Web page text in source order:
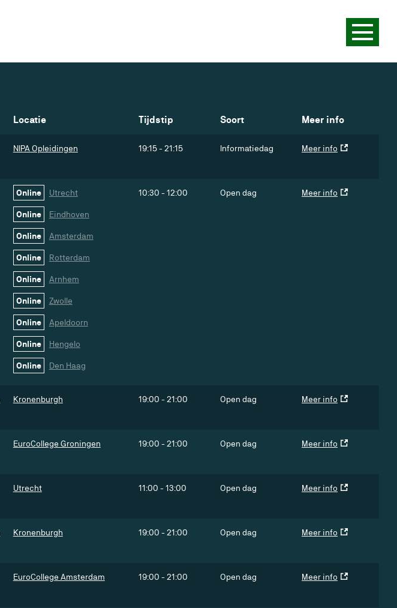
Locatie Tijdstip Soort Meer info
NIPA Opleidingen 19:15-21:15 Informatiedag Meer info
Online Utrecht
Online Eindhoven
Online Amsterdam
Online Rotterdam
Online Arnhem
Online Zwolle
Online Apeldoorn
Online Hengelo
Online Den Haag
10:30 -12:00 Open dag Meer info
Kronenburgh 19:00 -21:00 Open dag Meer info
EuroCollege Groningen 19:00 -21:00 Open dag Meer info
Utrecht 11:00 -13:00 Open dag Meer info
Kronenburgh 19:00 -21:00 Open dag Meer info
EuroCollege Amsterdam 19:00 -21:00 Open dag Meer info